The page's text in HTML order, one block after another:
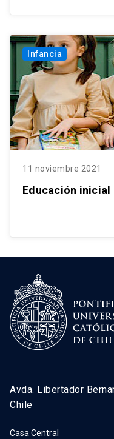
Infancia
11 noviembre 2021
Educación inicial
Avda. Libertador
Chile
Casa Central